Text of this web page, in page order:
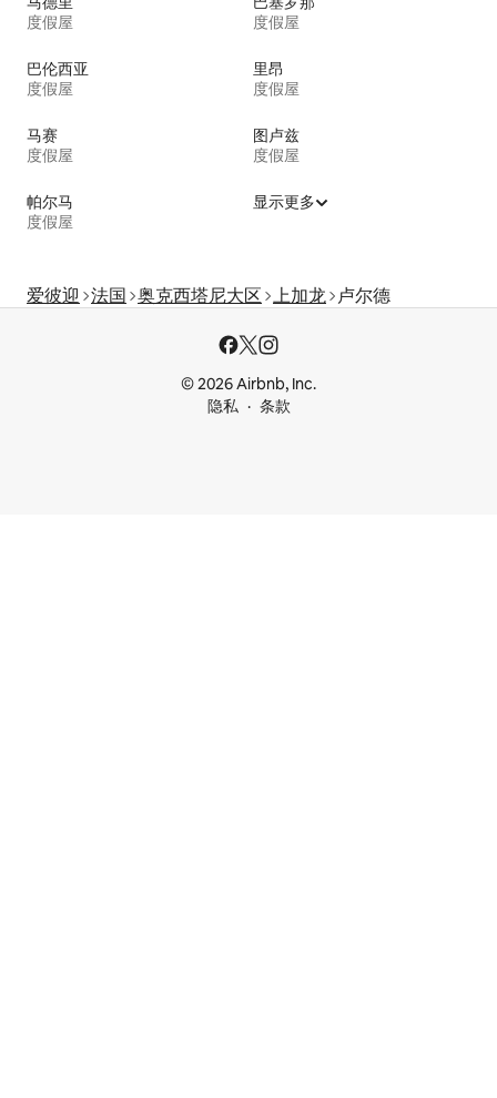
度假屋
度假屋
巴伦西亚
度假屋
里昂
度假屋
马赛
度假屋
图卢兹
度假屋
帕尔马
度假屋
显示更多
爱彼迎 法国 奥克西塔尼大区 上加龙 卢尔德
© 2026 Airbnb, Inc.
隐私
条款